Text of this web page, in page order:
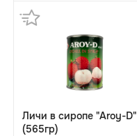
Личи в сиропе "Aroy-D"
(565гр)